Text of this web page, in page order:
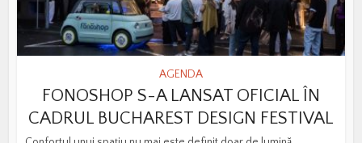
AGENDA
FONOSHOP S-A LANSAT OFICIAL ÎN
CADRUL BUCHAREST DESIGN FESTIVAL